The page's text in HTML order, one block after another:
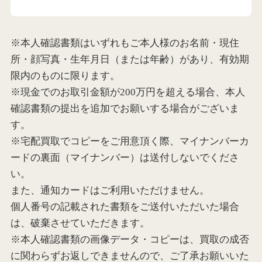
※本人確認書類はいずれもご本人様のお名前・現住
所・顔写真・生年月日（または年齢）があり、有効期
限内のものに限ります。
※現金でのお取引金額が200万円を超える場合、本人
確認書類の提出を追加でお願いする場合がございま
す。
※宅配買取でコピーをご用意頂く際、マイナンバーカ
ードの裏面（マイナンバー）は送付しないでくださ
い。
また、通知カードはご利用いただけません。
個人番号の記載された書類をご送付いただいた場合
は、破棄させていただきます。
※本人確認書類の画像データ・コピーは、買取の成否
に関わらずお返しできませんので、ご了承お願いいた